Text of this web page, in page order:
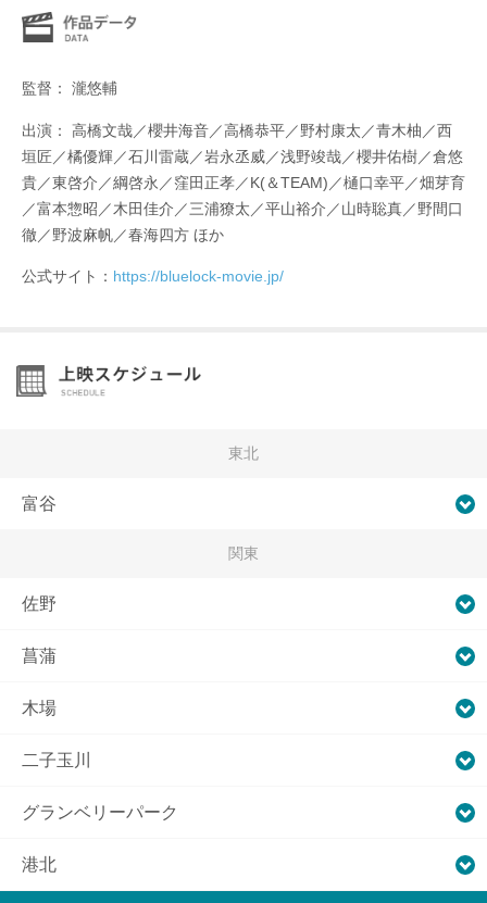
監督： 瀧悠輔
出演： ⾼橋⽂哉／櫻井海⾳／⾼橋恭平／野村康太／⻘⽊柚／⻄
垣匠／橘優輝／⽯川雷蔵／岩永丞威／浅野竣哉／櫻井佑樹／倉悠
貴／東啓介／綱啓永／窪⽥正孝／K(＆TEAM)／樋口幸平／畑芽育
／富本惣昭／木田佳介／三浦獠太／平山裕介／山時聡真／野間口
徹／野波麻帆／春海四方 ほか
公式サイト： https://bluelock-movie.jp/
東北
富谷
関東
佐野
菖蒲
木場
二子玉川
グランベリーパーク
港北